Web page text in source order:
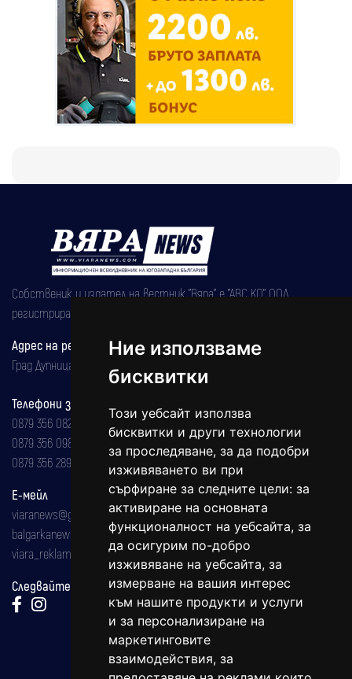
Ние използваме
бисквитки
Този уебсайт използва
бисквитки и други технологии
за проследяване, за да подобри
изживяването ви при
сърфиране за следните цели: за
активиране на основната
функционалност на уебсайта, за
да осигурим по-добро
изживяване на уебсайта, за
измерване на вашия интерес
към нашите продукти и услуги
и за персонализиране на
маркетинговите
взаимодействия, за
Собственик и издател на вестник "Вяра" е "АВС КО" ООД,
регистрирана на 08.05.2002 година.
Адрес на редакцията
Град Дупница, ул.''Христо Ботев" 43
Телефони за реклама и абонаменти
0879 356 082
0879 356 098
0879 356 289
Е-мейл
viaranews@gmail.com
balgarkanews@gmail.com
viara_reklama@mail.bg
Следвайте ни: